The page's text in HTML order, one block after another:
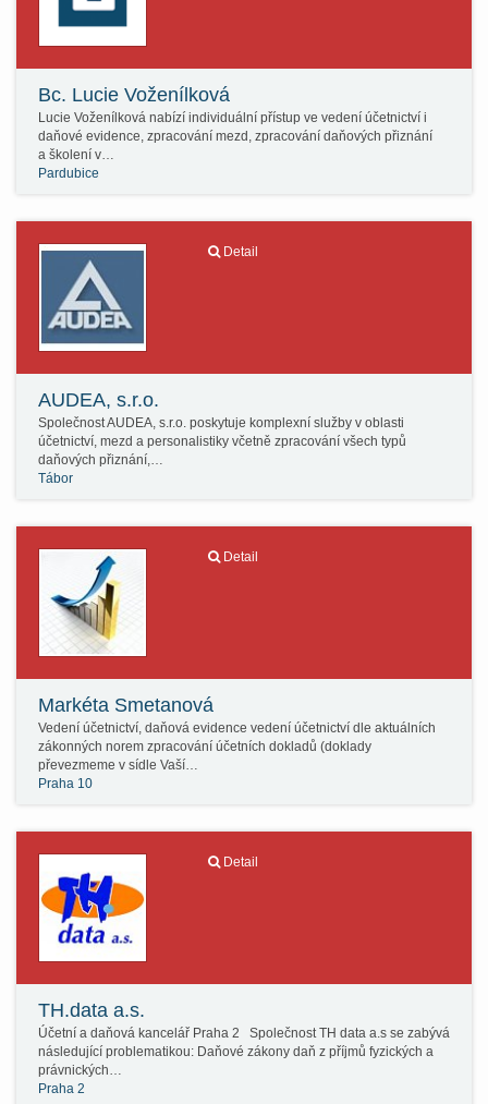
Bc. Lucie Voženílková
Lucie Voženílková nabízí individuální přístup ve vedení účetnictví i
daňové evidence, zpracování mezd, zpracování daňových přiznání
a školení v…
Pardubice
Detail
AUDEA, s.r.o.
Společnost AUDEA, s.r.o. poskytuje komplexní služby v oblasti
účetnictví, mezd a personalistiky včetně zpracování všech typů
daňových přiznání,…
Tábor
Detail
Markéta Smetanová
Vedení účetnictví, daňová evidence vedení účetnictví dle aktuálních
zákonných norem zpracování účetních dokladů (doklady
převezmeme v sídle Vaší…
Praha 10
Detail
TH.data a.s.
Účetní a daňová kancelář Praha 2 Společnost TH data a.s se zabývá
následující problematikou: Daňové zákony daň z příjmů fyzických a
právnických…
Praha 2